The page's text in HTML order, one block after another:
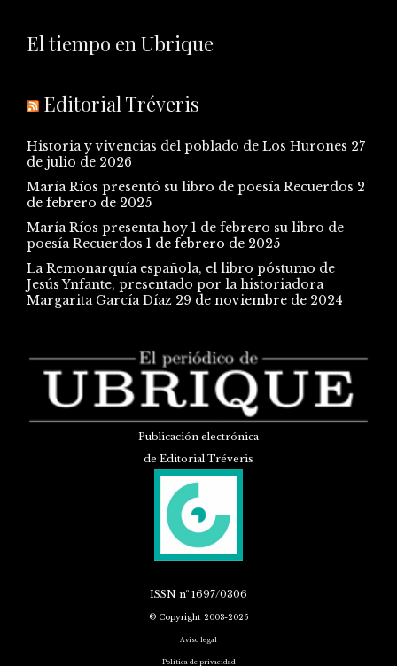
El tiempo en Ubrique
Editorial Tréveris
Historia y vivencias del poblado de Los Hurones 27
de julio de 2026
María Ríos presentó su libro de poesía Recuerdos 2
de febrero de 2025
María Ríos presenta hoy 1 de febrero su libro de
poesía Recuerdos 1 de febrero de 2025
La Remonarquía española, el libro póstumo de
Jesús Ynfante, presentado por la historiadora
Margarita García Díaz 29 de noviembre de 2024
Publicación electrónica
de Editorial Tréveris
ISSN nº 1697/0306
© Copyright 2003-2025
Aviso legal
Política de privacidad